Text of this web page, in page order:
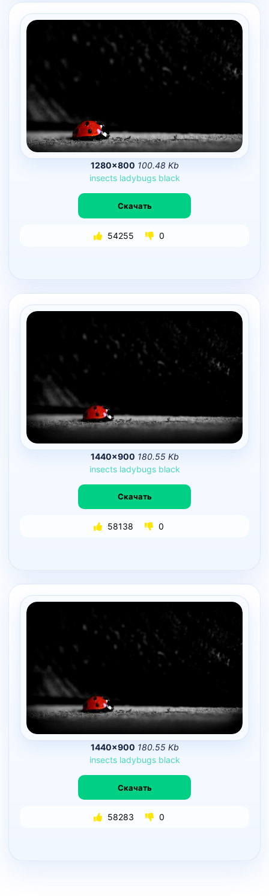
1280×800 100.48 Kb
insects ladybugs black
Скачать
54255 0
1440×900 180.55 Kb
insects ladybugs black
Скачать
58138 0
1440×900 180.55 Kb
insects ladybugs black
Скачать
58283 0